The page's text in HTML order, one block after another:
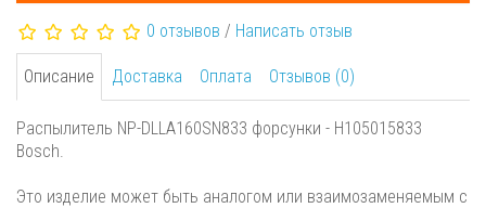
0 отзывов / Написать отзыв
Описание Доставка Оплата Отзывов (0)
Распылитель NP-DLLA160SN833 форсунки - H105015833
Bosch.
Это изделие может быть аналогом или взаимозаменяемым с